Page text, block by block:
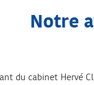
Notre
du cabinet Hervé